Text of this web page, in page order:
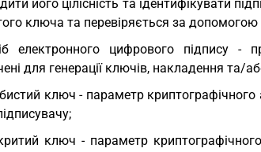
його цілісність та ідентифікувати
ключа та перевіряється за
електронного цифрового підпису -
для генерації ключів, накладення та/
ключ - параметр
ключ - параметр